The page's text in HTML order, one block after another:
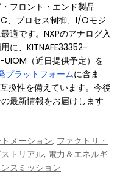
フロント・エンド製品
、プロセス制御、I/Oモジ
適です。NXPのアナログ入
に、KITNAFE33352-
UIOM（近日提供予定）を
プラットフォームに含ま
換性を備えています。今後
最新情報をお届けします
メーション, ファクトリ・
トリアル, 電力＆エネルギ
ンスミッション